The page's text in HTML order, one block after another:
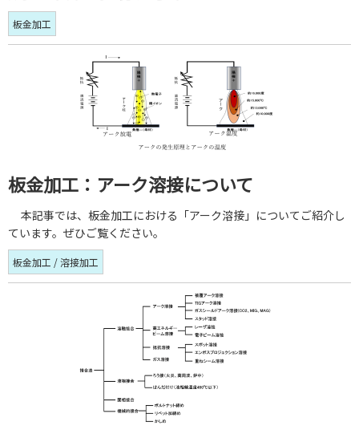
板金加工
板金加工：アーク溶接について
本記事では、板金加工における「アーク溶接」についてご紹介し
ています。ぜひご覧ください。
板金加工 / 溶接加工